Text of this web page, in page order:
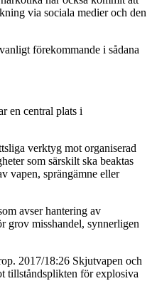
via sociala medier och den
förekommande i sådana
en central plats i
verktyg mot organiserad
som särskilt ska beaktas
vapen, sprängämne eller
avser hantering av
grov misshandel, synnerligen
2017/18:26 Skjutvapen och
tillståndsplikten för explosiva